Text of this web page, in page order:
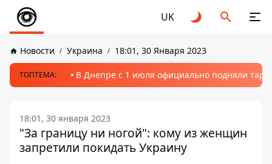
UK
Новости Украина 18:01, 30 Января 2023
ТОПТЕМА: В Днепре с 1 июля официально подняли
18:01, 30 января 2023
"За границу ни ногой": кому из женщин
запретили покидать Украину